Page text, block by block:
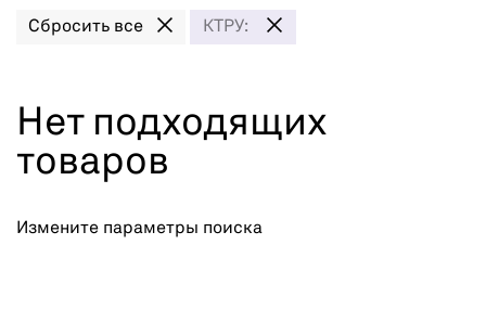
Сбросить все КТРУ:
Нет подходящих
товаров
Измените параметры поиска